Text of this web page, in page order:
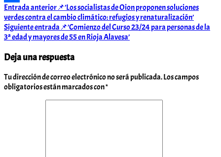
Compartir
Navegación
de
entradas
Entrada anterior📌’Los socialistas de Oion proponen soluciones
verdes contra el cambio climático: refugios y renaturalización’
Siguiente entrada 📌’Comienzo del Curso 23/24 para personas de la
3ª edad y mayores de 55 en Rioja Alavesa’
Deja una respuesta
Tu dirección de correo electrónico no será publicada.Los campos
obligatorios están marcados con*